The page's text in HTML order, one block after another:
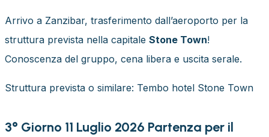
Arrivo a Zanzibar, trasferimento dall’aeroporto per la
struttura prevista nella capitale Stone Town!
Conoscenza del gruppo, cena libera e uscita serale.
Struttura prevista o similare: Tembo hotel Stone Town
3° Giorno 11 Luglio 2026 Partenza per il